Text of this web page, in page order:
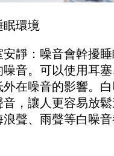
眠環境
：噪音會幹擾睡
噪音。可以使用耳
在噪音的影響。
，讓人更容易放
聲、雨聲等白噪